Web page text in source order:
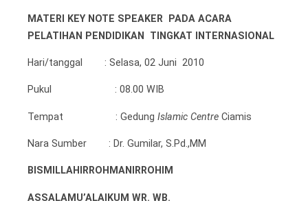
MATERI KEY NOTE SPEAKER PADA ACARA
PELATIHAN PENDIDIKAN TINGKAT INTERNASIONAL
Hari/tanggal : Selasa, 02 Juni 2010
Pukul : 08.00 WIB
Tempat : Gedung Islamic Centre Ciamis
Nara Sumber : Dr. Gumilar, S.Pd.,MM
BISMILLAHIRROHMANIRROHIM
ASSALAMU’ALAIKUM WR. WB.